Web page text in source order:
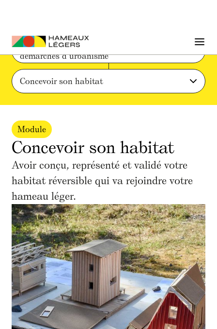
Phase 3 : Conception architecturale et
démarches d’urbanisme
Concevoir son habitat
Module
Concevoir son habitat
Avoir conçu, représenté et validé votre
habitat réversible qui va rejoindre votre
hameau léger.